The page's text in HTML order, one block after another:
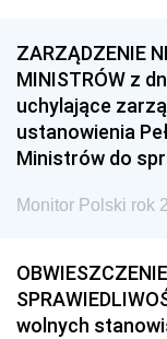
ZARZĄDZENIE
MINISTRÓW z
uchylające
ustanowienia
Ministrów do
Monitor Polski rok
wolnych